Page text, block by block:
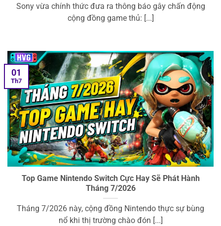
Sony vừa chính thức đưa ra thông báo gây chấn động
cộng đồng game thủ: [...]
Top Game Nintendo Switch Cực Hay Sẽ Phát Hành
Tháng 7/2026
Tháng 7/2026 này, cộng đồng Nintendo thực sự bùng
nổ khi thị trường chào đón [...]
01
Th7